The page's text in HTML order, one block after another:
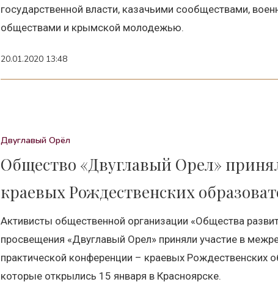
государственной власти, казачьими сообществами,
обществами и крымской молодежью.
20.01.2020 13:48
Двуглавый Орёл
Общество «Двуглавый Орел»
краевых Рождественских
Активисты общественной организации «Общества
просвещения «Двуглавый Орел» приняли участие в
практической конференции – краевых Рождественских
которые открылись 15 января в Красноярске.